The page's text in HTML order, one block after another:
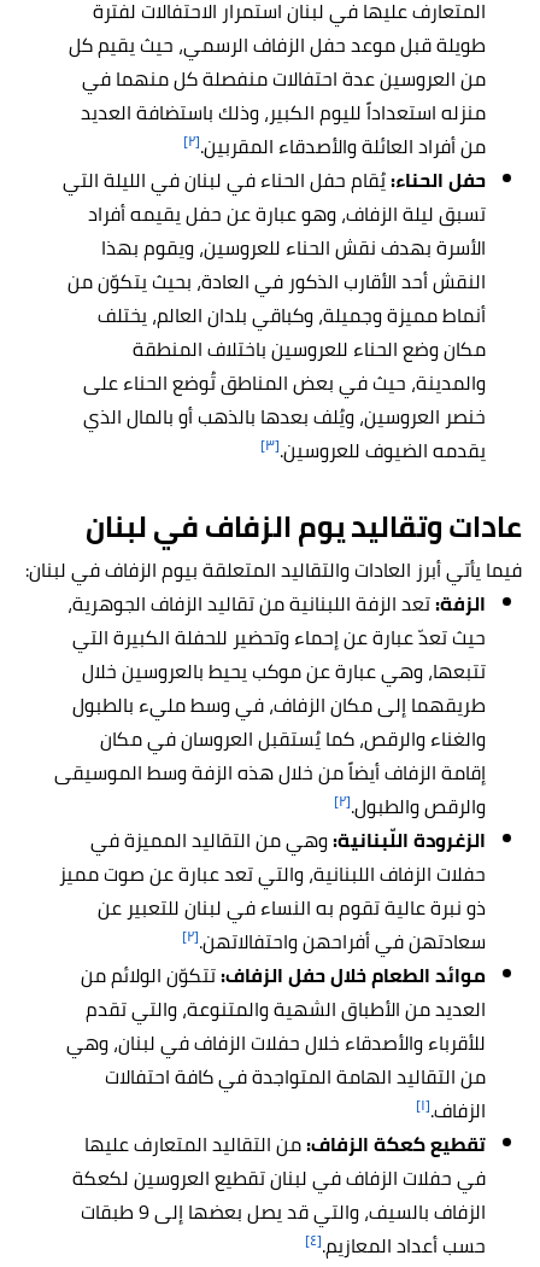
المتعارف عليها في لبنان استمرار الاحتفالات لفترة
طويلة قبل موعد حفل الزفاف الرسمي، حيث يقيم كل
من العروسين عدة احتفالات منفصلة كل منهما في
منزله استعداداً لليوم الكبير، وذلك باستضافة العديد
من أفراد العائلة والأصدقاء المقربين.[٢]
حفل الحناء:يُقام حفل الحناء في لبنان في الليلة التي
تسبق ليلة الزفاف، وهو عبارة عن حفل يقيمه أفراد
الأسرة بهدف نقش الحناء للعروسين، ويقوم بهذا
النقش أحد الأقارب الذكور في العادة، بحيث يتكوّن من
أنماط مميزة وجميلة، وكباقي بلدان العالم، يختلف
مكان وضع الحناء للعروسين باختلاف المنطقة
والمدينة، حيث في بعض المناطق تُوضع الحناء على
خنصر العروسين، ويُلف بعدها بالذهب أو بالمال الذي
يقدمه الضيوف للعروسين.[٣]
عادات وتقاليد يوم الزفاف في لبنان
فيما يأتي أبرز العادات والتقاليد المتعلقة بيوم الزفاف في لبنان:
الزفة:تعد الزفة اللبنانية من تقاليد الزفاف الجوهرية،
حيث تعدّ عبارة عن إحماء وتحضير للحفلة الكبيرة التي
تتبعها، وهي عبارة عن موكب يحيط بالعروسين خلال
طريقهما إلى مكان الزفاف، في وسط مليء بالطبول
والغناء والرقص، كما يُستقبل العروسان في مكان
إقامة الزفاف أيضاً من خلال هذه الزفة وسط الموسيقى
والرقص والطبول.[٢]
الزغرودة اللّبنانية:وهي من التقاليد المميزة في
حفلات الزفاف اللبنانية، والتي تعد عبارة عن صوت مميز
ذو نبرة عالية تقوم به النساء في لبنان للتعبير عن
سعادتهن في أفراحهن واحتفالاتهن.[٢]
موائد الطعام خلال حفل الزفاف:تتكوّن الولائم من
العديد من الأطباق الشهية والمتنوعة، والتي تقدم
للأقرباء والأصدقاء خلال حفلات الزفاف في لبنان، وهي
من التقاليد الهامة المتواجدة في كافة احتفالات
الزفاف.[١]
تقطيع كعكة الزفاف:من التقاليد المتعارف عليها
في حفلات الزفاف في لبنان تقطيع العروسين لكعكة
الزفاف بالسيف، والتي قد يصل بعضها إلى 9 طبقات
حسب أعداد المعازيم.[٤]